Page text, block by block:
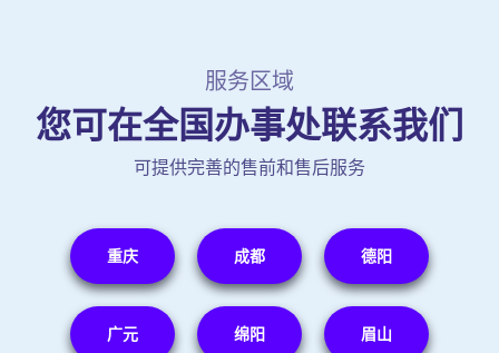
服务区域
您可在全国办事处联系我们
可提供完善的售前和售后服务
重庆 成都 德阳
广元 绵阳 眉山